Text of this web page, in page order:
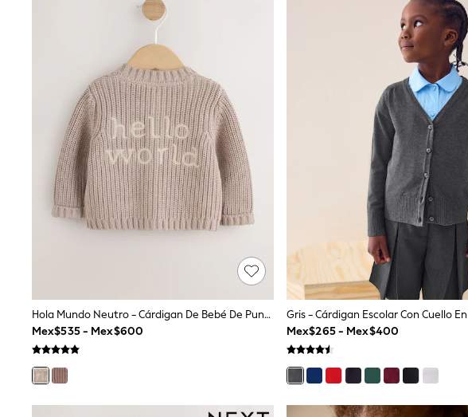
Hoodies & Sweatshirts
T-Shirts & Vests
Hats, Gloves & Scarves
0-2 Years
3-5 Years
6-8 Years
9-11 Years
12-14 Years
15+ Years
All Boy's New In
Boys' New In
Trending: Top & Short Sets
Trending: Clogs
THE SET
Shop All Clothing
Babygrows & Sleepsuits
Bodysuits & Vests
Coats & Jackets
Jeans
Joggers
Knitwear
Hola Mundo Neutro - Cárdigan De Bebé De Punto Bordado
Mex$535 - Mex$600
Mex$265 - Mex$400